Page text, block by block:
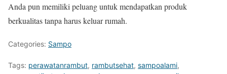
Anda pun memiliki peluang untuk mendapatkan produk
berkualitas tanpa harus keluar rumah.
Categories: Sampo
Tags: perawatanrambut, rambutsehat, sampoalami,